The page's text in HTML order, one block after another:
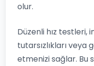
olur.
Düzenli hız testleri,
tutarsızlıkları veya
etmenizi sağlar. Bu